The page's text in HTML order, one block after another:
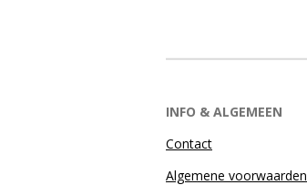
INFO & ALGEMEEN
Contact
Algemene voorwaarden